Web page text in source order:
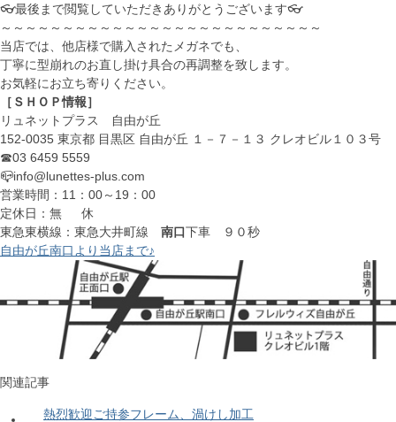
👓最後まで閲覧していただきありがとうございます👓
～～～～～～～～～～～～～～～～～～～～～～～～～～
当店では、他店様で購入されたメガネでも、
丁寧に型崩れのお直し掛け具合の再調整を致します。
お気軽にお立ち寄りください。
［ＳＨＯＰ情報］
リュネットプラス 自由が丘
152-0035 東京都 目黒区 自由が丘 １－７－１３ クレオビル１０３号
☎03 6459 5559
📪info@lunettes-plus.com
営業時間：11：00～19：00
定休日：無 休
東急東横線：東急大井町線 南口下車 ９０秒
自由が丘南口より当店まで♪
関連記事
熱烈歓迎ご持参フレーム、渦けし加工